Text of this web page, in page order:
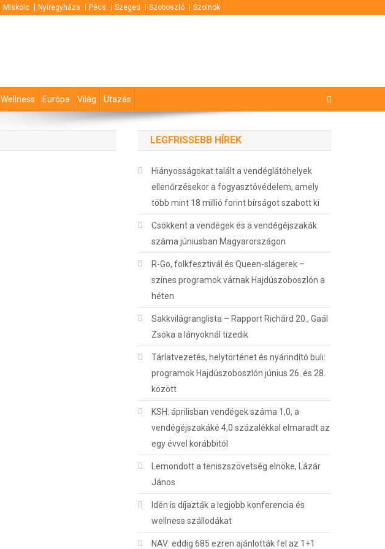
Miskolc Nyíregyháza Pécs Szeged Szoboszló Szolnok
Wellness Európa Világ Utazás
LEGFRISSEBB HÍREK
Hiányosságokat talált a vendéglátóhelyek
ellenőrzésekor a fogyasztóvédelem, amely
több mint 18 millió forint bírságot szabott ki
Csökkent a vendégek és a vendégéjszakák
száma júniusban Magyarországon
R-Go, folkfesztivál és Queen-slágerek –
színes programok várnak Hajdúszoboszlón a
héten
Sakkvilágranglista – Rapport Richárd 20., Gaál
Zsóka a lányoknál tizedik
Tárlatvezetés, helytörténet és nyárindító buli:
programok Hajdúszoboszlón június 26. és 28.
között
KSH: áprilisban vendégek száma 1,0, a
vendégéjszakáké 4,0 százalékkal elmaradt az
egy évvel korábbitól
Lemondott a teniszszövetség elnöke, Lázár
János
Idén is díjazták a legjobb konferencia és
wellness szállodákat
NAV: eddig 685 ezren ajánlották fel az 1+1